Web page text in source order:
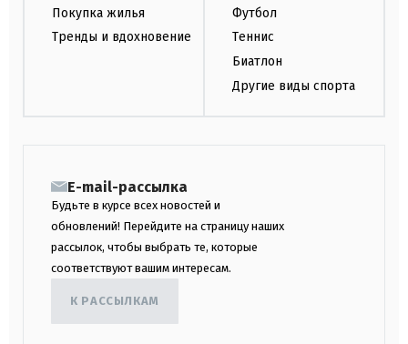
Покупка жилья
Тренды и вдохновение
Футбол
Теннис
Биатлон
Другие виды спорта
E-mail-рассылка
Будьте в курсе всех новостей и
обновлений! Перейдите на страницу наших
рассылок, чтобы выбрать те, которые
соответствуют вашим интересам.
К РАССЫЛКАМ